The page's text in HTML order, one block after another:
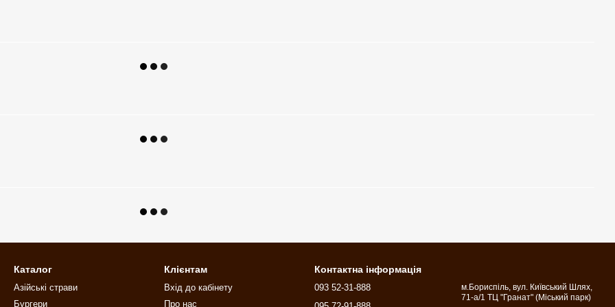
Каталог
Азійські страви
Бургери
Клієнтам
Вхід до кабінету
Про нас
Контактна інформація
093 52-31-888
м.Бориспіль, вул. Київський Шлях,
71-а/1 ТЦ "Гранат" (Міський парк)